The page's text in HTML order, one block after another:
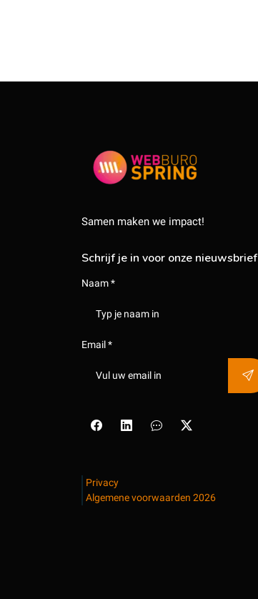
Samen maken we impact!
Schrijf je in voor onze nieuwsbrief
Naam *
Email *
Privacy
Algemene voorwaarden 2026